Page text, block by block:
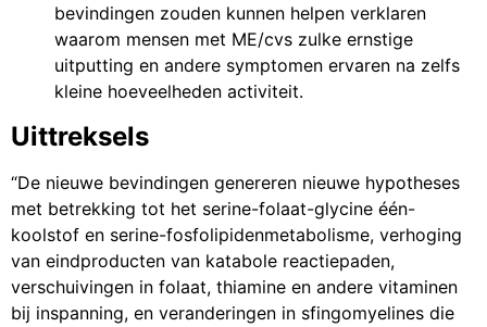
bevindingen zouden kunnen helpen verklaren
waarom mensen met ME/cvs zulke ernstige
uitputting en andere symptomen ervaren na zelfs
kleine hoeveelheden activiteit.
Uittreksels
“De nieuwe bevindingen genereren nieuwe hypotheses
met betrekking tot het serine-folaat-glycine één-
koolstof en serine-fosfolipidenmetabolisme, verhoging
van eindproducten van katabole reactiepaden,
verschuivingen in folaat, thiamine en andere vitaminen
bij inspanning, en veranderingen in sfingomyelines die